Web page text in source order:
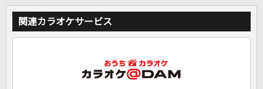
関連カラオケサービス